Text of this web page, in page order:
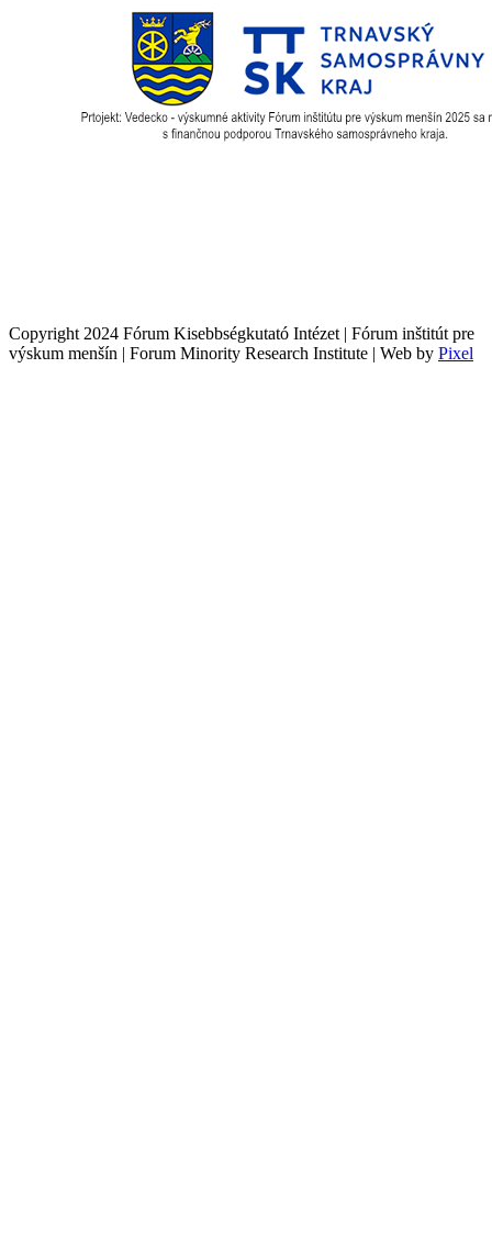
Copyright 2024 Fórum Kisebbségkutató Intézet | Fórum inštitút pre
výskum menšín | Forum Minority Research Institute | Web by Pixel